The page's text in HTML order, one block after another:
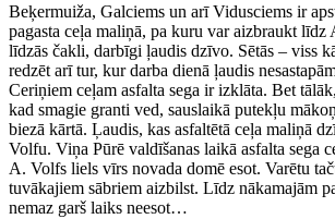
Beķermuiža, Galciems un arī Vidusciems ir
pagasta ceļa maliņā, pa kuru var aizbraukt
līdzās čakli, darbīgi ļaudis dzīvo. Sētās – viss
redzēt arī tur, kur darba dienā ļaudis
Ceriņiem ceļam asfalta sega ir izklāta. Bet
kad smagie granti ved, sauslaikā putekļu
biezā kārtā. Ļaudis, kas asfaltētā ceļa maliņā
Volfu. Viņa Pūrē valdīšanas laikā asfalta sega
A. Volfs liels vīrs novada domē esot. Varētu
tuvākajiem sābriem aizbilst. Līdz nākamajām
nemaz garš laiks neesot…